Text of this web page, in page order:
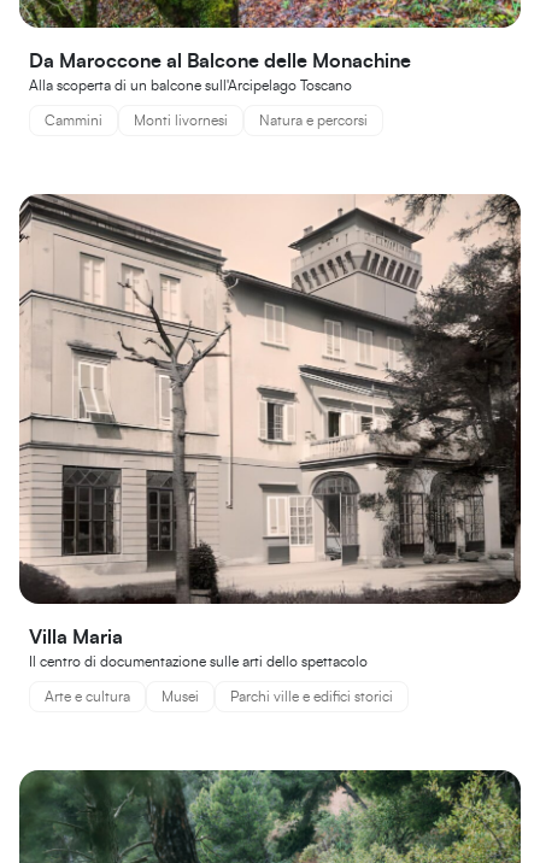
Da Maroccone al Balcone delle Monachine
Alla scoperta di un balcone sull'Arcipelago Toscano
Cammini Monti livornesi Natura e percorsi
Villa Maria
Il centro di documentazione sulle arti dello spettacolo
Arte e cultura Musei Parchi ville e edifici storici